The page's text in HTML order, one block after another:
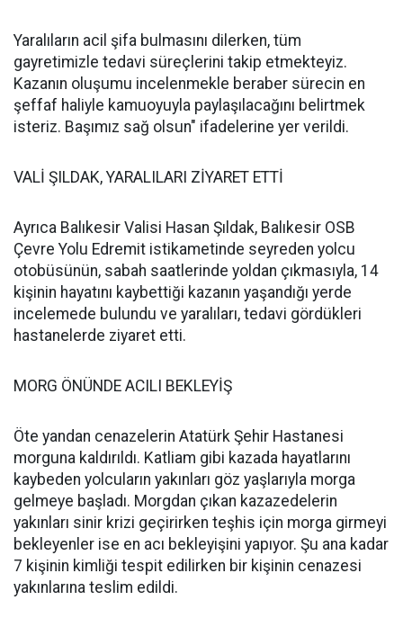
Yaralıların acil şifa bulmasını dilerken, tüm
gayretimizle tedavi süreçlerini takip etmekteyiz.
Kazanın oluşumu incelenmekle beraber sürecin en
şeffaf haliyle kamuoyuyla paylaşılacağını belirtmek
isteriz. Başımız sağ olsun" ifadelerine yer verildi.
VALİ ŞILDAK, YARALILARI ZİYARET ETTİ
Ayrıca Balıkesir Valisi Hasan Şıldak, Balıkesir OSB
Çevre Yolu Edremit istikametinde seyreden yolcu
otobüsünün, sabah saatlerinde yoldan çıkmasıyla, 14
kişinin hayatını kaybettiği kazanın yaşandığı yerde
incelemede bulundu ve yaralıları, tedavi gördükleri
hastanelerde ziyaret etti.
MORG ÖNÜNDE ACILI BEKLEYİŞ
Öte yandan cenazelerin Atatürk Şehir Hastanesi
morguna kaldırıldı. Katliam gibi kazada hayatlarını
kaybeden yolcuların yakınları göz yaşlarıyla morga
gelmeye başladı. Morgdan çıkan kazazedelerin
yakınları sinir krizi geçirirken teşhis için morga girmeyi
bekleyenler ise en acı bekleyişini yapıyor. Şu ana kadar
7 kişinin kimliği tespit edilirken bir kişinin cenazesi
yakınlarına teslim edildi.